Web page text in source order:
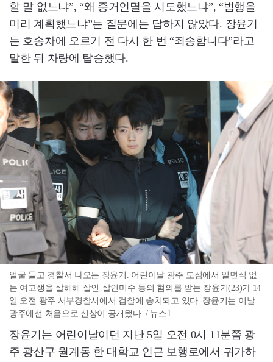
할 말 없느냐”, “왜 증거인멸을 시도했느냐”, “범행을
미리 계획했느냐”는 질문에는 답하지 않았다. 장윤기
는 호송차에 오르기 전 다시 한 번 “죄송합니다”라고
말한 뒤 차량에 탑승했다.
얼굴 들고 경찰서 나오는 장윤기. 어린이날 광주 도심에서 일면식 없
는 여고생을 살해해 살인·살인미수 등의 혐의를 받는 장윤기(23)가 14
일 오전 광주 서부경찰서에서 검찰에 송치되고 있다. 장윤기는 이날
광주에선 처음으로 신상이 공개됐다. / 뉴스1
장윤기는 어린이날이던 지난 5일 오전 0시 11분쯤 광
주 광산구 월계동 한 대학교 인근 보행로에서 귀가하